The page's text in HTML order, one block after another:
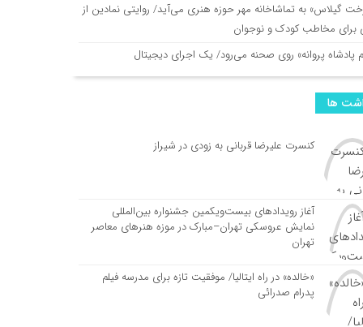
روی صحنه می‌رود/ یک اجرای دیجیتال
جشنواره‌های بین‌المللی؛ پوستر فیلم کوتاه «قایم با شَک» منتشر شد
می‌رود/ روایتی رازآلود از دنیای نوجوانان در تماشاخانه طهران
جهانی/ فیلم کوتاه یوسف بیگی راهی جشنواره‌های ایتالیا و اسپانیا شد
گیلاس» به تماشاخانه مهر حوزه هنری می‌آید/ روایتی نمادین از
برای مخاطب کودک و نوجوان
پادشاه پروانه» روی صحنه می‌رود/ یک اجرای دیجیتال
ها
کنسرت علیرضا قربانی به زودی در شیراز
آغاز رویدادهای بیست‌ویکمین جشنواره بین‌المللی
نمایش عروسکی تهران–مبارک در موزه هنرهای معاصر
تهران
«خالده» در راه ایتالیا/ موفقیت تازه برای مدرسه فیلم
پدرام صدرائی